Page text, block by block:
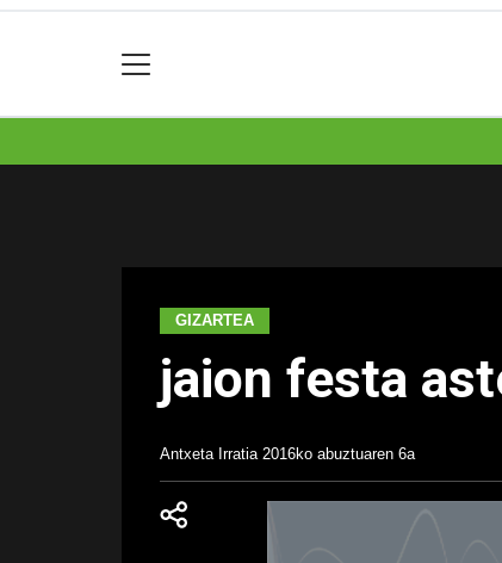
GIZARTEA
jaion festa
Antxeta Irratia 2016ko abuztuaren 6a